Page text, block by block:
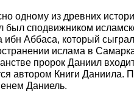
одному из древних
был сподвижником
ибн Аббаса, который
ислама в
пророк Даниил
автором Книги Даниила.
Даниель.